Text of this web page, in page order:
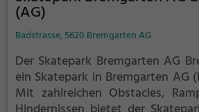
(AG)
Badstrasse, 5620 Bremgarten AG
Der Skatepark Bremgarten AG
ein Skatepark in Bremgarten AG
Mit zahlreichen Obstacles,